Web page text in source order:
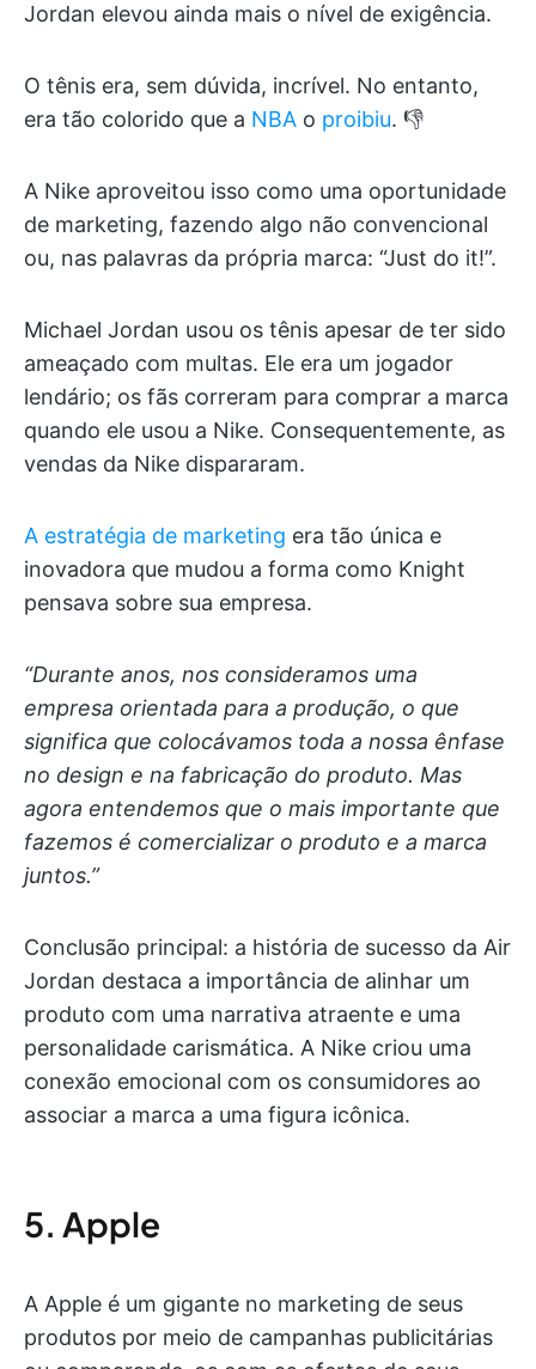
Jordan elevou ainda mais o nível de exigência.
O tênis era, sem dúvida, incrível. No entanto,
era tão colorido que a NBA o proibiu. 👎
A Nike aproveitou isso como uma oportunidade
de marketing, fazendo algo não convencional
ou, nas palavras da própria marca: “Just do it!”.
Michael Jordan usou os tênis apesar de ter sido
ameaçado com multas. Ele era um jogador
lendário; os fãs correram para comprar a marca
quando ele usou a Nike. Consequentemente, as
vendas da Nike dispararam.
A estratégia de marketing era tão única e
inovadora que mudou a forma como Knight
pensava sobre sua empresa.
“Durante anos, nos consideramos uma
empresa orientada para a produção, o que
significa que colocávamos toda a nossa ênfase
no design e na fabricação do produto. Mas
agora entendemos que o mais importante que
fazemos é comercializar o produto e a marca
juntos.”
Conclusão principal: a história de sucesso da Air
Jordan destaca a importância de alinhar um
produto com uma narrativa atraente e uma
personalidade carismática. A Nike criou uma
conexão emocional com os consumidores ao
associar a marca a uma figura icônica.
5. Apple
A Apple é um gigante no marketing de seus
produtos por meio de campanhas publicitárias